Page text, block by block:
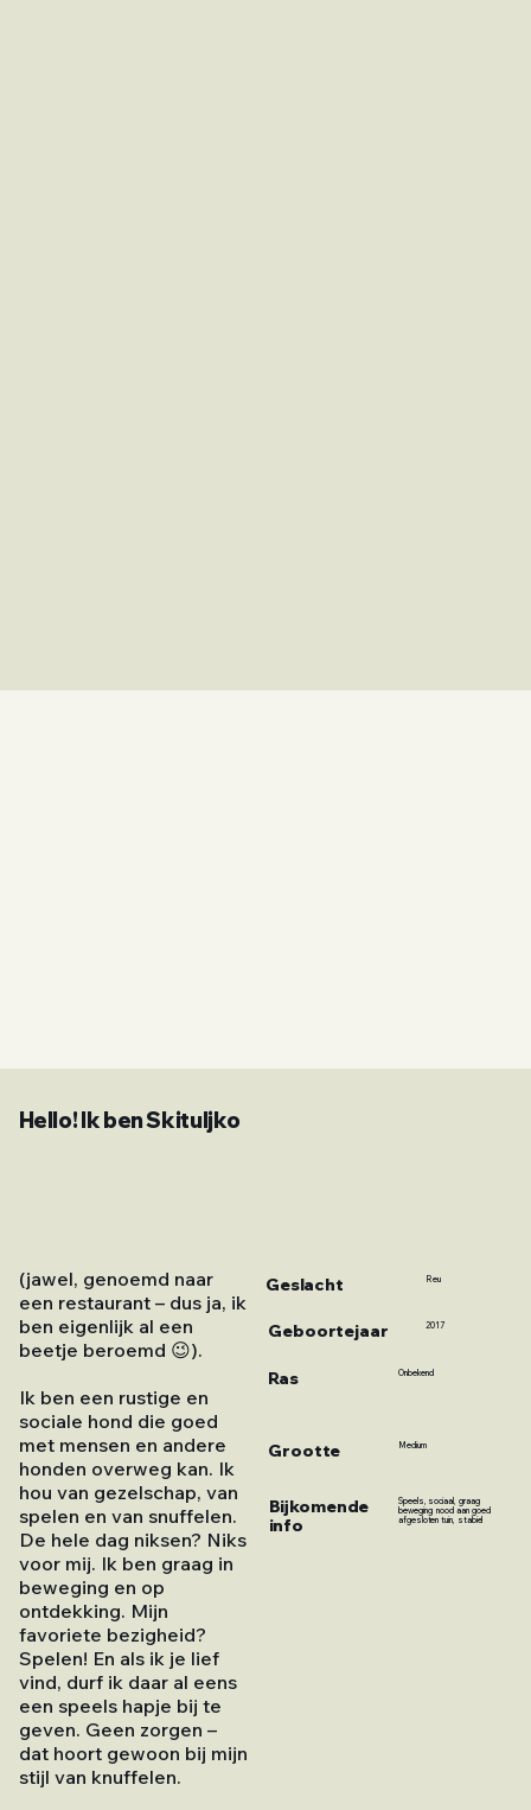
Hello! Ik ben Skituljko
(jawel, genoemd naar
een restaurant – dus ja, ik
ben eigenlijk al een
beetje beroemd 😉).
Ik ben een rustige en
sociale hond die goed
met mensen en andere
honden overweg kan. Ik
hou van gezelschap, van
spelen en van snuffelen.
De hele dag niksen? Niks
voor mij. Ik ben graag in
beweging en op
ontdekking. Mijn
favoriete bezigheid?
Spelen! En als ik je lief
vind, durf ik daar al eens
een speels hapje bij te
geven. Geen zorgen –
dat hoort gewoon bij mijn
stijl van knuffelen.
Geslacht
Geboortejaar
Ras
Grootte
Bijkomende
info
Reu
2017
Onbekend
Medium
Speels, sociaal, graag
beweging, nood aan goed
afgesloten tuin, stabiel